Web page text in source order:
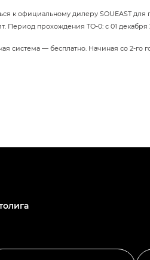
к официальному дилеру SOUEAST
Период прохождения ТО-0: с 01
система — бесплатно. Начиная со 2-